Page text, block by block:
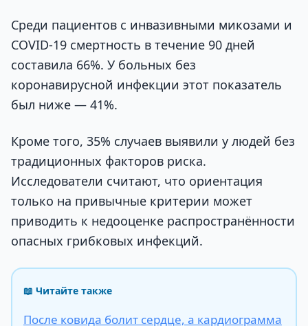
Среди пациентов с инвазивными микозами и
COVID-19 смертность в течение 90 дней
составила 66%. У больных без
коронавирусной инфекции этот показатель
был ниже — 41%.
Кроме того, 35% случаев выявили у людей без
традиционных факторов риска.
Исследователи считают, что ориентация
только на привычные критерии может
приводить к недооценке распространённости
опасных грибковых инфекций.
📖 Читайте также
После ковида болит сердце, а кардиограмма